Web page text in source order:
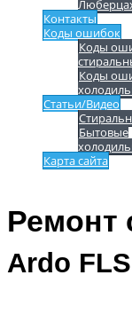
Контакты
Коды ошибок
Коды
Коды
Статьи/Видео
Бытовые
Карта сайта
Ремонт
Ardo